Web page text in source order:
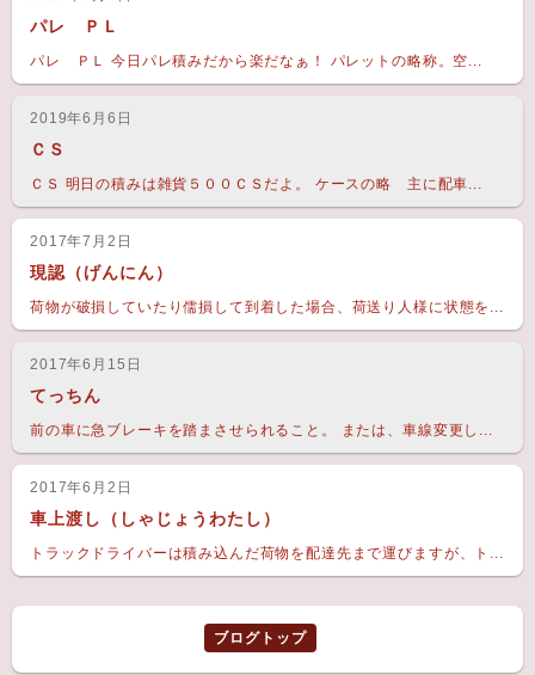
パレ ＰＬ
パレ ＰＬ 今日パレ積みだから楽だなぁ！ パレットの略称。空...
2019年6月6日
ＣＳ
ＣＳ 明日の積みは雑貨５００ＣＳだよ。 ケースの略 主に配車...
2017年7月2日
現認（げんにん）
荷物が破損していたり儒損して到着した場合、荷送り人様に状態を...
2017年6月15日
てっちん
前の車に急ブレーキを踏まさせられること。 または、車線変更し...
2017年6月2日
車上渡し（しゃじょうわたし）
トラックドライバーは積み込んだ荷物を配達先まで運びますが、ト...
ブログトップ